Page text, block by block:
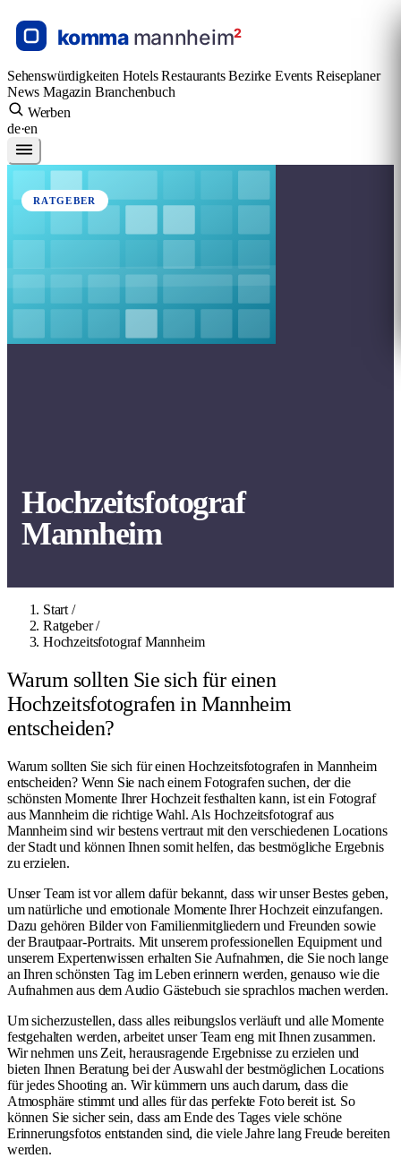
Sehenswürdigkeiten HotelsRestaurantsBezirke Events Reiseplaner
NewsMagazin Branchenbuch
Werben
de·en
RATGEBER
Hochzeitsfotograf
Mannheim
Start /
Ratgeber /
Hochzeitsfotograf Mannheim
Warum sollten Sie sich für einen
Hochzeitsfotografen in Mannheim
entscheiden?
Warum sollten Sie sich für einen Hochzeitsfotografen in Mannheim
entscheiden? Wenn Sie nach einem Fotografen suchen, der die
schönsten Momente Ihrer Hochzeit festhalten kann, ist ein Fotograf
aus Mannheim die richtige Wahl. Als Hochzeitsfotograf aus
Mannheimsind wir bestens vertraut mit den verschiedenen Locations
der Stadt und können Ihnen somit helfen, das bestmögliche Ergebnis
zu erzielen.
Unser Team ist vor allem dafür bekannt, dass wir unser Bestes geben,
um natürliche und emotionale Momente Ihrer Hochzeit einzufangen.
Dazu gehören Bilder von Familienmitgliedern und Freunden sowie
der Brautpaar-Portraits. Mit unserem professionellen Equipment und
unserem Expertenwissen erhalten Sie Aufnahmen, die Sie noch lange
an Ihren schönsten Tag im Leben erinnern werden, genauso wie die
Aufnahmen aus dem Audio Gästebuch sie sprachlos machen werden.
Um sicherzustellen, dass alles reibungslos verläuft und alle Momente
festgehalten werden, arbeitet unser Team eng mit Ihnen zusammen.
Wir nehmen uns Zeit, herausragende Ergebnisse zu erzielen und
bieten Ihnen Beratung bei der Auswahl der bestmöglichen Locations
für jedes Shooting an. Wir kümmern uns auch darum, dass die
Atmosphäre stimmt und alles für das perfekte Foto bereit ist. So
können Sie sicher sein, dass am Ende des Tages viele schöne
Erinnerungsfotos entstanden sind, die viele Jahre lang Freude bereiten
werden.